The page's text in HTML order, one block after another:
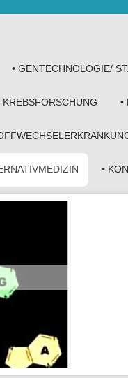
• GENTECHNOLOGIE/
•
•